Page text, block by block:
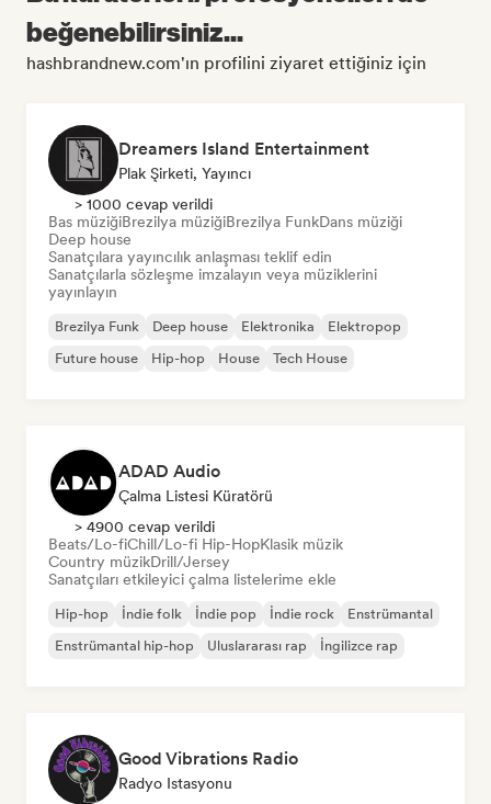
beğenebilirsiniz...
hashbrandnew.com'ın profilini ziyaret ettiğiniz için
Dreamers Island Entertainment
Plak Şirketi, Yayıncı
> 1000 cevap verildi
Bas müziğiBrezilya müziğiBrezilya FunkDans müziği
Deep house
Sanatçılara yayıncılık anlaşması teklif edin
Sanatçılarla sözleşme imzalayın veya müziklerini
yayınlayın
Brezilya Funk Deep house Elektronika
Elektropop
Future house
Hip-hop House Tech House
ADAD Audio
Çalma Listesi Küratörü
> 4900 cevap verildi
Beats/Lo-fiChill/Lo-fi Hip-HopKlasik müzik
Country müzikDrill/Jersey
Sanatçıları etkileyici çalma listelerime ekle
Hip-hop İndie folk İndie pop İndie rock
Enstrümantal
Enstrümantal hip-hop
Uluslararası rap İngilizce rap
Good Vibrations Radio
Radyo Istasyonu